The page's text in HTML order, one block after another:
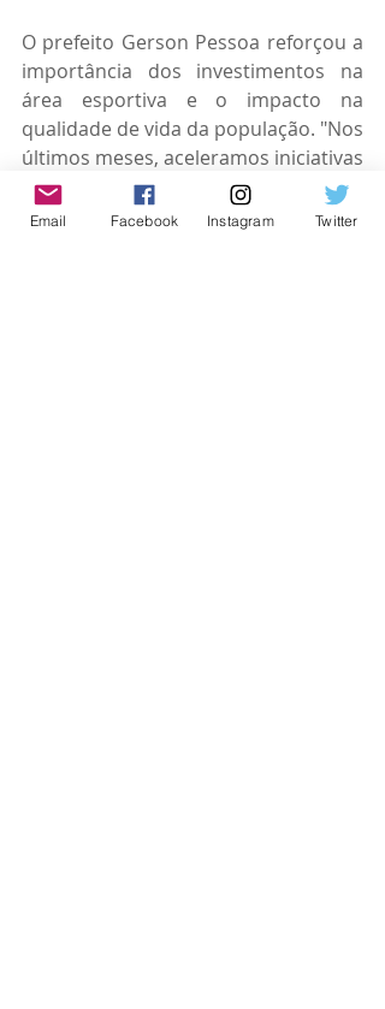
O prefeito Gerson Pessoa reforçou a
importância dos investimentos na
área esportiva e o impacto na
qualidade de vida da população. "Nos
últimos meses, aceleramos iniciativas
que beneficiam diretamente nossa
cidade. O esporte, a saúde, a
Email Facebook Instagram Twitter